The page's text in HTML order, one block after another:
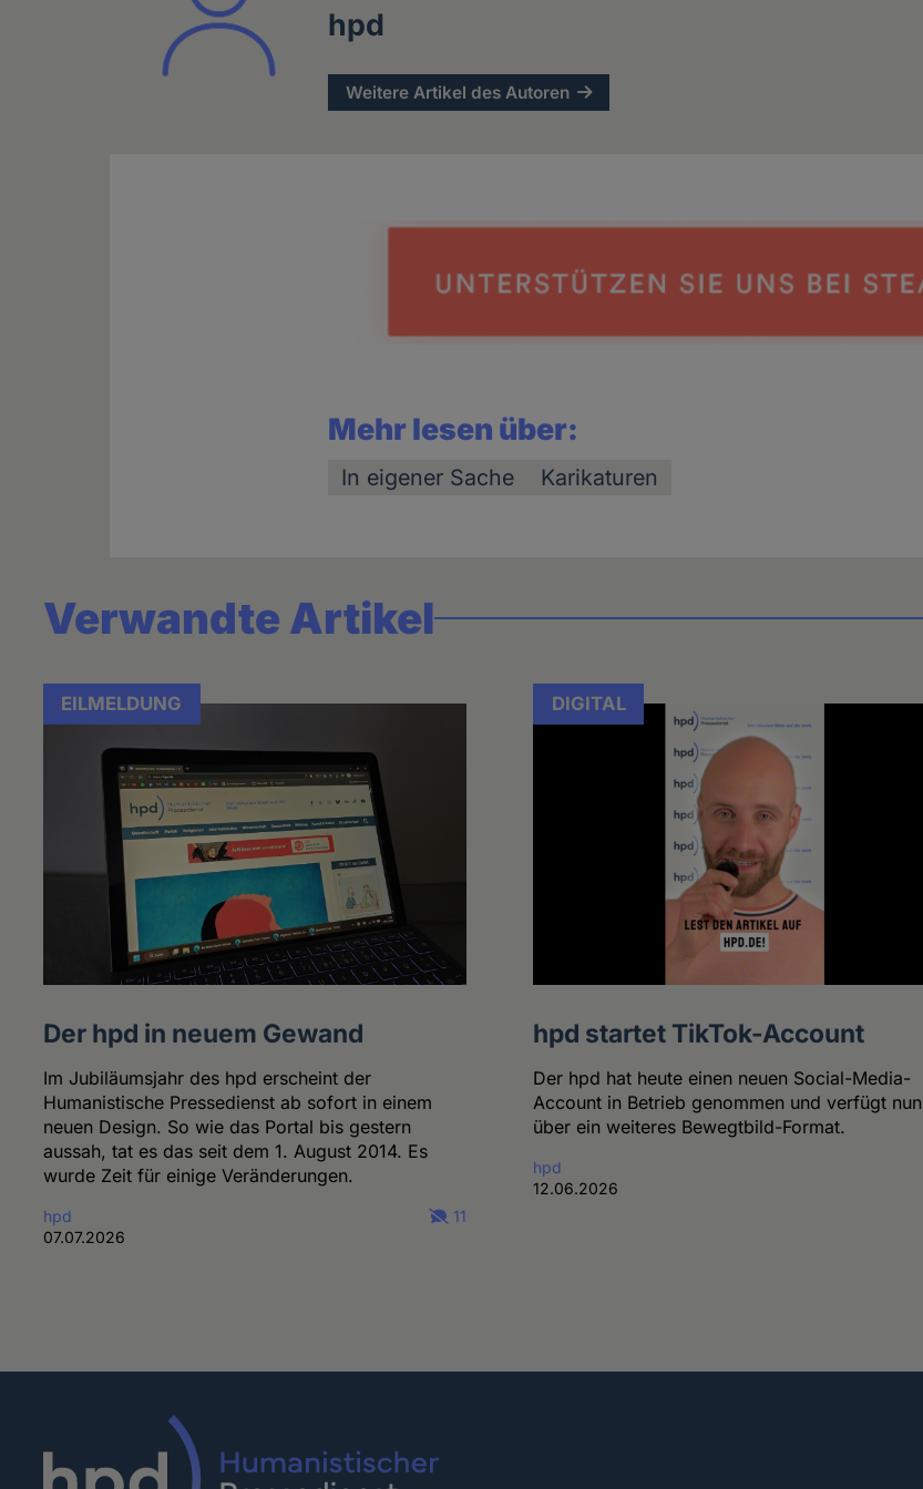
hpd
Weitere Artikel des Autoren
Mehr lesen über:
In eigener Sache Karikaturen
Verwandte Artikel
EILMELDUNG
Der hpd in neuem Gewand
Im Jubiläumsjahr des hpd erscheint der
Humanistische Pressedienst ab sofort in einem
neuen Design. So wie das Portal bis gestern
aussah, tat es das seit dem 1. August 2014. Es
wurde Zeit für einige Veränderungen.
hpd
07.07.2026
11
DIGITAL
hpd startet TikTok-Account
Der hpd hat heute einen neuen Social-Media-
Account in Betrieb genommen und verfügt nun
über ein weiteres Bewegtbild-Format.
hpd
12.06.2026